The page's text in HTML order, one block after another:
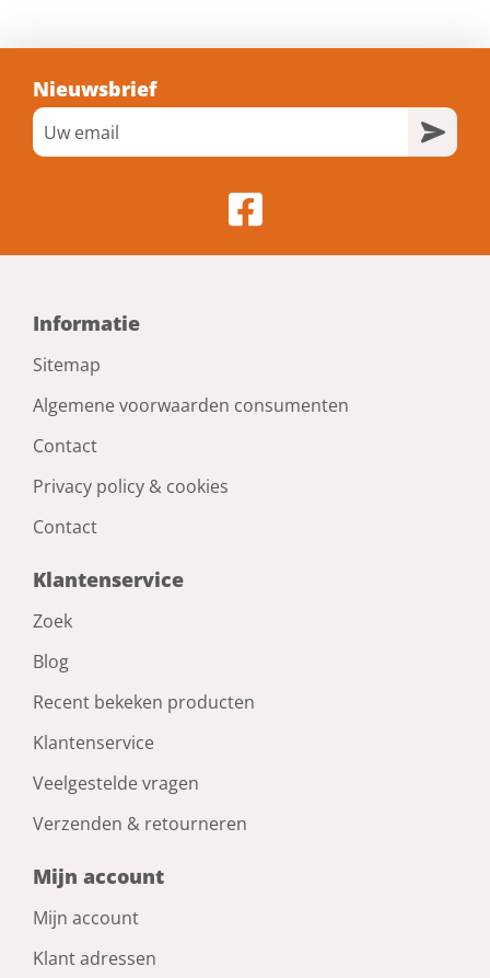
Nieuwsbrief
Informatie
Sitemap
Algemene voorwaarden consumenten
Contact
Privacy policy & cookies
Contact
Klantenservice
Zoek
Blog
Recent bekeken producten
Klantenservice
Veelgestelde vragen
Verzenden & retourneren
Mijn account
Mijn account
Klant adressen